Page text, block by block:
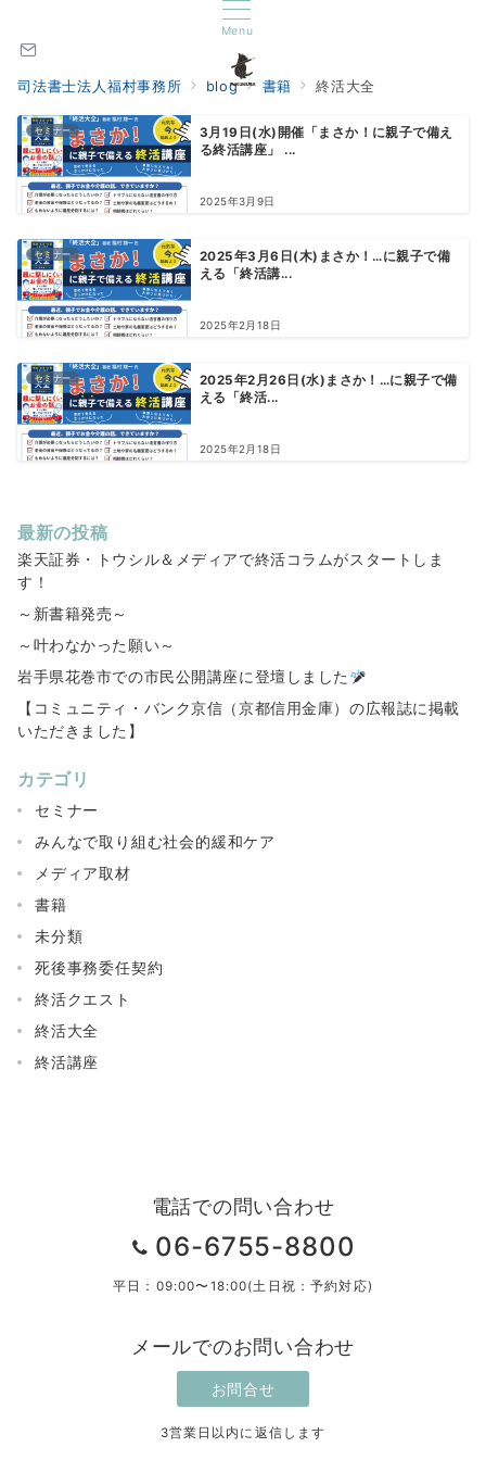
Menu
司法書士法人福村事務所 blog 書籍 終活大全
セミナー
3月19日(水)開催「まさか！に親子で備え
る終活講座」 ...
2025年3月9日
セミナー
2025年3月6日(木)まさか！…に親子で備
える「終活講...
2025年2月18日
セミナー
2025年2月26日(水)まさか！…に親子で備
える「終活...
2025年2月18日
最新の投稿
楽天証券・トウシル＆メディアで終活コラムがスタートしま
す！
～新書籍発売～
～叶わなかった願い～
岩手県花巻市での市民公開講座に登壇しました
【コミュニティ・バンク京信（京都信用金庫）の広報誌に掲載
いただきました】
カテゴリ
セミナー
みんなで取り組む社会的緩和ケア
メディア取材
書籍
未分類
死後事務委任契約
終活クエスト
終活大全
終活講座
電話での問い合わせ
06-6755-8800
平日：09:00〜18:00(土日祝：予約対応)
メールでのお問い合わせ
お問合せ
3営業日以内に返信します